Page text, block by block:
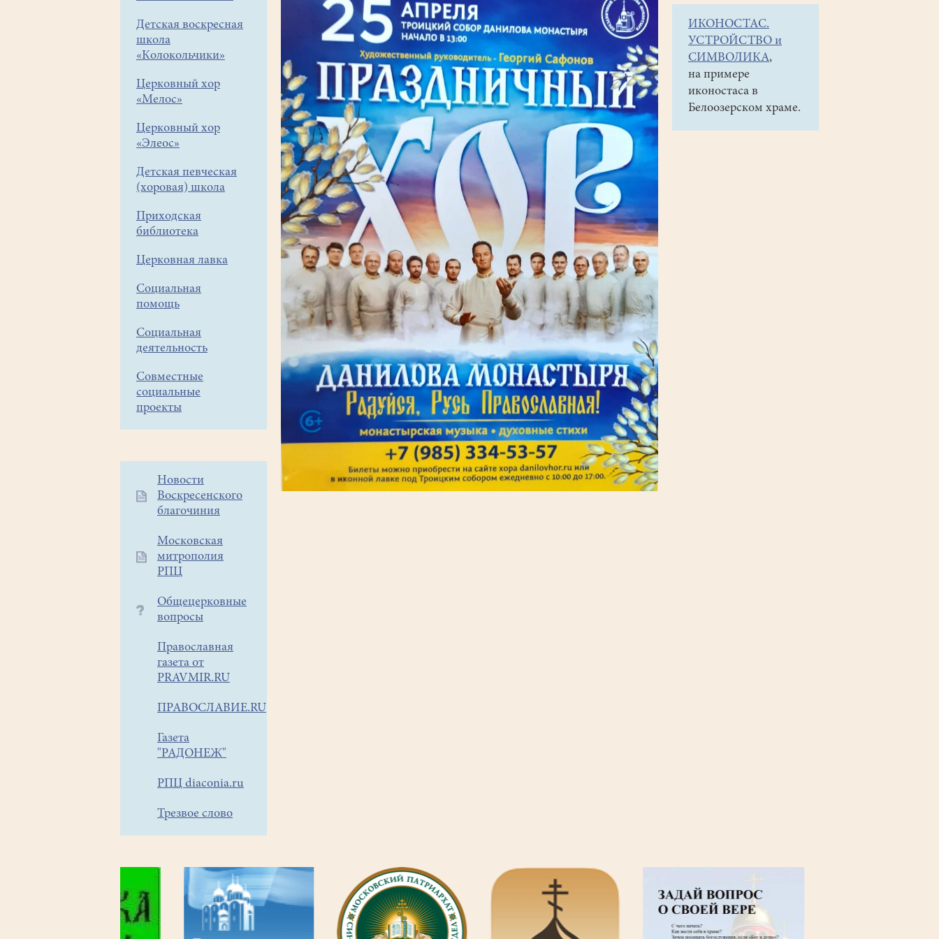
Детская воскресная
школа
«Колокольчики»
Церковный хор
«Мелос»
Церковный хор
«Элеос»
Детская певческая
(хоровая) школа
Приходская
библиотека
Церковная лавка
Социальная
помощь
Социальная
деятельность
Совместные
социальные
проекты
Дополнительное
меню
Новости
Воскресенского
благочиния
Московская
митрополия
РПЦ
Общецерковные
вопросы
Православная
газета от
PRAVMIR.RU
ПРАВОСЛАВИЕ.RU
Газета
"РАДОНЕЖ"
РПЦ diaconia.ru
Трезвое слово
ИКОНОСТАС.
УСТРОЙСТВО и
СИМВОЛИКА,
на примере
иконостаса в
Белоозерском храме.